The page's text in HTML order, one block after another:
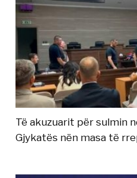
Të akuzuarit për sulmin
Gjykatës nën masa të